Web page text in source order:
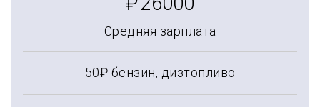
Средняя зарплата
50₽ бензин, дизтопливо